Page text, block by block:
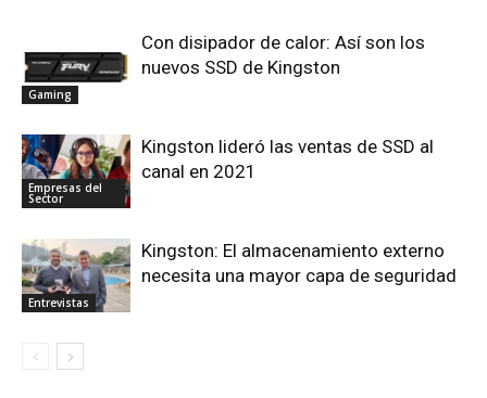
Gaming
Con disipador de calor: Así son los
nuevos SSD de Kingston
Empresas del
Sector
Kingston lideró las ventas de SSD al
canal en 2021
Entrevistas
Kingston: El almacenamiento externo
necesita una mayor capa de seguridad